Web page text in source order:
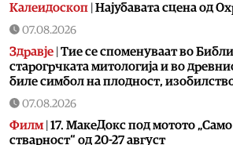
Калеидоскоп Најубавата сцена од
07.08.2026
Здравје Тие се споменуваат во
старогрчката митологија и во
биле симбол на плодност,
07.08.2026
Филм 17. МакеДокс под мотото
стварност“ од 20-27 август